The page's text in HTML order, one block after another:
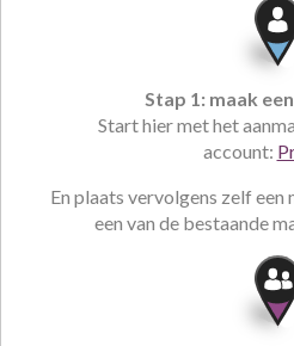
Stap 1: maak
Start hier met het
account:
En plaats vervolgens zelf een
een van de bestaande